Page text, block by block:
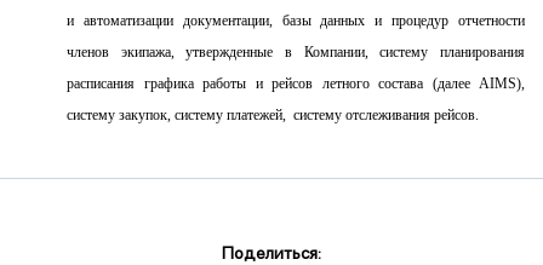
и автоматизации документации, базы данных и процедур отчетности
членов экипажа, утвержденные в Компании, систему планирования
расписания графика работы и рейсов летного состава (далее AIMS),
систему закупок, систему платежей, систему отслеживания рейсов.
Поделиться: